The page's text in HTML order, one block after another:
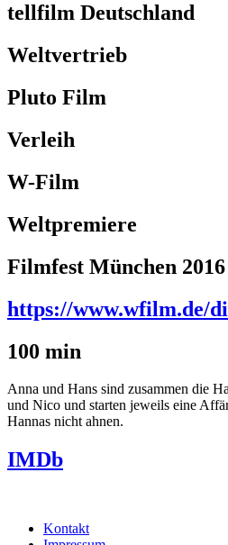
tellfilm Deutschland
Weltvertrieb
Pluto Film
Verleih
W-Film
Weltpremiere
Filmfest München 2016
https://www.wfilm.de/
100 min
Anna und Hans sind zusammen die
und Nico und starten jeweils eine
Hannas nicht ahnen.
IMDb
Kontakt